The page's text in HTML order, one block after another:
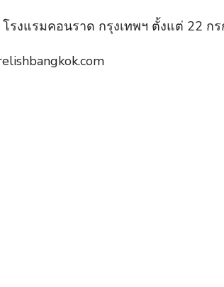
งแรมคอนราด กรุงเทพฯ ตั้งแต่ 22 ก